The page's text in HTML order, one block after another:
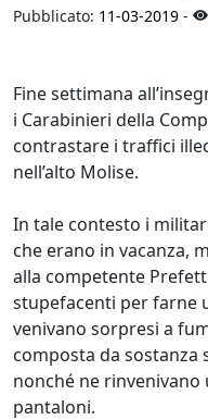
Pubblicato: 11-03-2019 -
Fine settimana
i Carabinieri della
contrastare i traffici
nell’alto Molise.
In tale contesto i
che erano in vacanza,
alla competente
stupefacenti per farne
venivano sorpresi a
composta da
nonché ne rinvenivano
pantaloni.